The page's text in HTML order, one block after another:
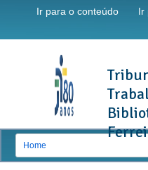
Ir para o conteúdo Ir
Home